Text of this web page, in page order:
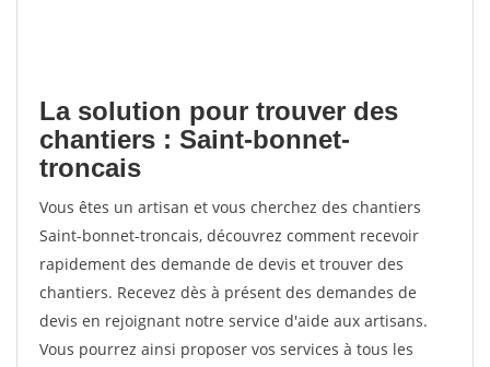
La solution pour trouver des
chantiers : Saint-bonnet-
troncais
Vous êtes un artisan et vous cherchez des chantiers
Saint-bonnet-troncais, découvrez comment recevoir
rapidement des demande de devis et trouver des
chantiers. Recevez dès à présent des demandes de
devis en rejoignant notre service d'aide aux artisans.
Vous pourrez ainsi proposer vos services à tous les